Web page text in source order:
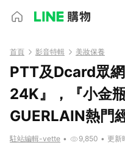
首頁 影音特輯 美妝保養
PTT及Dcard眾
24K』，『小金
GUERLAIN熱門
駐站編輯-vette • 9,850 • 更新